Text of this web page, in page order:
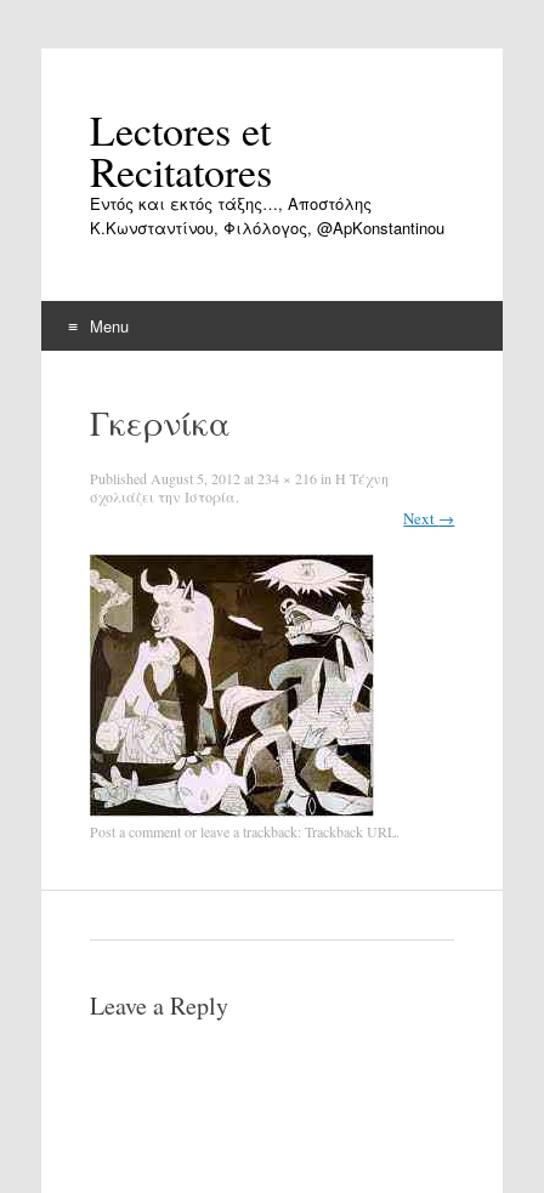
Lectores et
Recitatores
Εντός και εκτός τάξης…, Αποστόλης
Κ.Κωνσταντίνου, Φιλόλογος, @ApKonstantinou
Menu
contentΓκερνίκα
Published August 5, 2012 at234 × 216in Η Tέχνη
σχολιάζει την Iστορία.
Next →
Post a commentor leave a trackback: Trackback URL.
Leave a Reply